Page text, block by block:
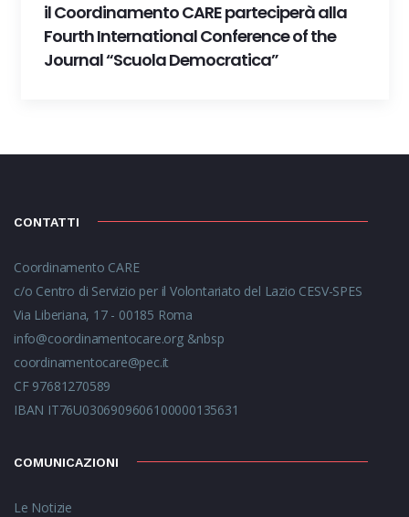
il Coordinamento CARE parteciperà alla
Fourth International Conference of the
Journal “Scuola Democratica”
CONTATTI
Coordinamento CARE
c/o Centro di Servizio per il Volontariato del Lazio CESV-SPES
Via Liberiana, 17 - 00185 Roma
info@coordinamentocare.org&nbsp
coordinamentocare@pec.it
CF 97681270589
IBAN IT76U0306909606100000135631
COMUNICAZIONI
Le Notizie